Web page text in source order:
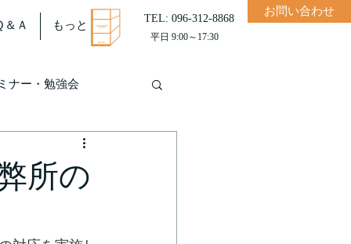
＆Ａ もっと
TEL: 096-312-8868
平日 9:00～17:30
お問い合わせ
ナー・勉強会
所の